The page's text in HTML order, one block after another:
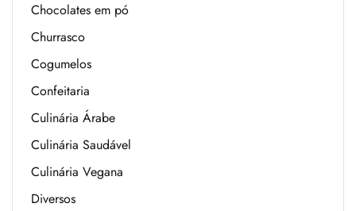
Chocolates em pó
Churrasco
Cogumelos
Confeitaria
Culinária Árabe
Culinária Saudável
Culinária Vegana
Diversos